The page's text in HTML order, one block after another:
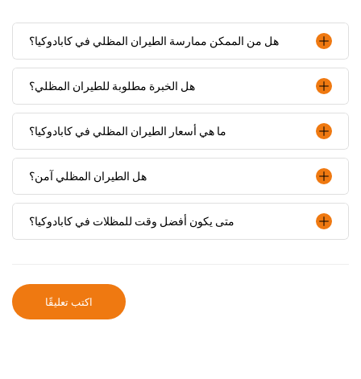
هل من الممكن ممارسة الطيران المظلي في كابادوكيا؟
هل الخبرة مطلوبة للطيران المظلي؟
ما هي أسعار الطيران المظلي في كابادوكيا؟
هل الطيران المظلي آمن؟
متى يكون أفضل وقت للمظلات في كابادوكيا؟
اكتب تعليقًا